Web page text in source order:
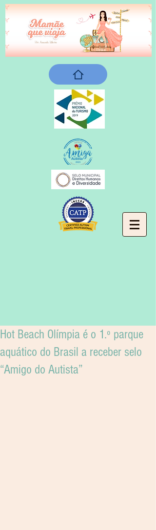
Hot Beach Olímpia é o 1.º parque
aquático do Brasil a receber selo
“Amigo do Autista”